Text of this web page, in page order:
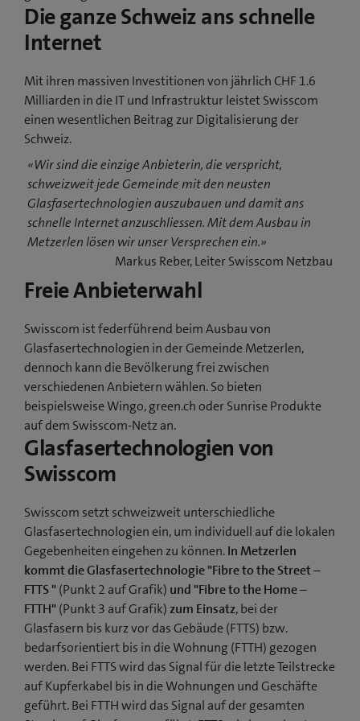
Die ganze Schweiz ans schnelle
Internet
Mit ihren massiven Investitionen von jährlich CHF 1.6
Milliarden in die IT und Infrastruktur leistet Swisscom
einen wesentlichen Beitrag zur Digitalisierung der
Schweiz.
«Wir sind die einzige Anbieterin, die verspricht,
schweizweit jede Gemeinde mit den neusten
Glasfasertechnologien auszubauen und damit ans
schnelle Internet anzuschliessen. Mit dem Ausbau in
Metzerlen lösen wir unser Versprechen ein.»
Markus Reber, Leiter Swisscom Netzbau
Freie Anbieterwahl
Swisscom ist federführend beim Ausbau von
Glasfasertechnologien in der Gemeinde Metzerlen,
dennoch kann die Bevölkerung frei zwischen
verschiedenen Anbietern wählen. So bieten
beispielsweise Wingo, green.ch oder Sunrise Produkte
auf dem Swisscom-Netz an.
Glasfasertechnologien von
Swisscom
Swisscom setzt schweizweit unterschiedliche
Glasfasertechnologien ein, um individuell auf die lokalen
Gegebenheiten eingehen zu können.In Metzerlen
kommt die Glasfasertechnologie "Fibre to the Street –
FTTS "(Punkt 2 auf Grafik) und "Fibre to the Home –
FTTH"(Punkt 3 auf Grafik)zum Einsatz, bei der
Glasfasern bis kurz vor das Gebäude (FTTS) bzw.
bedarfsorientiert bis in die Wohnung (FTTH) gezogen
werden. Bei FTTS wird das Signal für die letzte Teilstrecke
auf Kupferkabel bis in die Wohnungen und Geschäfte
geführt. Bei FTTH wird das Signal auf der gesamten